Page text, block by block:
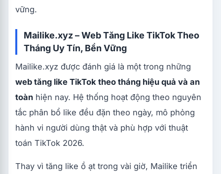
vững.
Mailike.xyz – Web Tăng Like TikTok Theo
Tháng Uy Tín, Bền Vững
Mailike.xyz được đánh giá là một trong những
web tăng like TikTok theo tháng hiệu quả và an
toàn hiện nay. Hệ thống hoạt động theo nguyên
tắc phân bổ like đều đặn theo ngày, mô phỏng
hành vi người dùng thật và phù hợp với thuật
toán TikTok 2026.
Thay vì tăng like ồ ạt trong vài giờ, Mailike triển